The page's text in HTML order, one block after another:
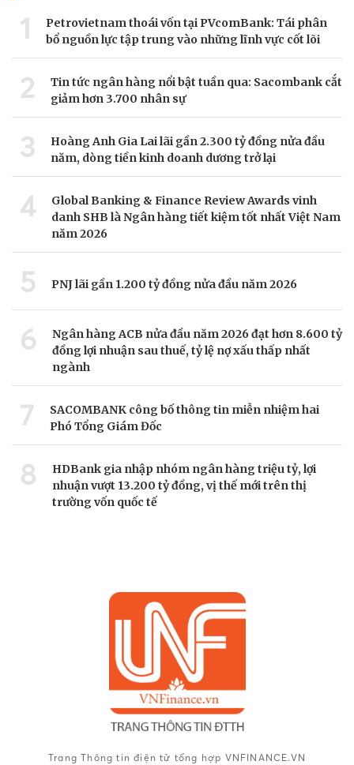
1
Petrovietnam thoái vốn tại PVcomBank: Tái phân
bổ nguồn lực tập trung vào những lĩnh vực cốt lõi
2
Tin tức ngân hàng nổi bật tuần qua: Sacombank cắt
giảm hơn 3.700 nhân sự
3
Hoàng Anh Gia Lai lãi gần 2.300 tỷ đồng nửa đầu
năm, dòng tiền kinh doanh dương trở lại
4
Global Banking & Finance Review Awards vinh
danh SHB là Ngân hàng tiết kiệm tốt nhất Việt Nam
năm 2026
5 PNJ lãi gần 1.200 tỷ đồng nửa đầu năm 2026
6
Ngân hàng ACB nửa đầu năm 2026 đạt hơn 8.600 tỷ
đồng lợi nhuận sau thuế, tỷ lệ nợ xấu thấp nhất
ngành
7
SACOMBANK công bố thông tin miễn nhiệm hai
Phó Tổng Giám Đốc
8
HDBank gia nhập nhóm ngân hàng triệu tỷ, lợi
nhuận vượt 13.200 tỷ đồng, vị thế mới trên thị
trường vốn quốc tế
Trang Thông tin điện tử tổng hợp VNFINANCE.VN